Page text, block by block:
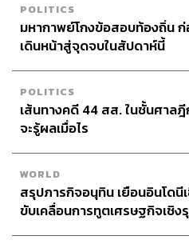
POLITICS
มหากาพย์โกงข้อสอบท้องถิ่น
เดินหน้าสู่จุดจบในสัปดาห์นี้
POLITICS
เส้นทางคดี 44 สส. ในชั้นศาลฎี
จะรู้ผลเมื่อไร
WORLD
สรุปภารกิจอนุทิน เยือนอินโดนี
ขับเคลื่อนการทูตเศรษฐกิจเชิง